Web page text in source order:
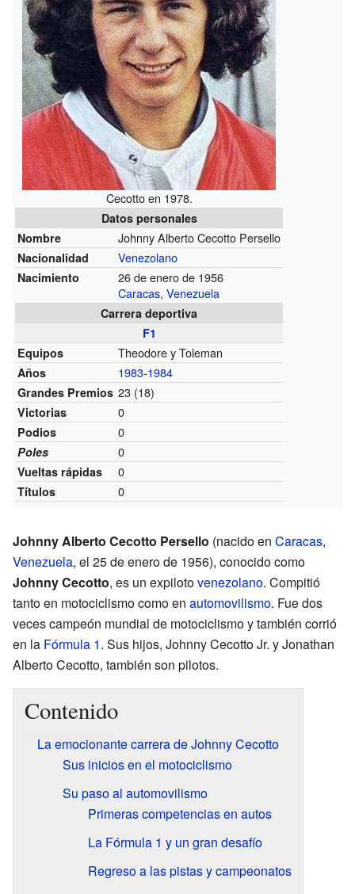
Cecotto en 1978.
Datos personales
Nombre
Johnny Alberto Cecotto Persello
Nacionalidad Venezolano
Nacimiento
26 de enero de 1956
Caracas,Venezuela
Carrera deportiva
F1
Equipos
Theodore y Toleman
Años 1983-1984
Grandes Premios 23 (18)
Victorias 0
Podios 0
Poles 0
Vueltas rápidas 0
Títulos 0
Johnny Alberto Cecotto Persello (nacido en Caracas,
Venezuela, el 25 de enero de 1956), conocido como
Johnny Cecotto, es un expilotovenezolano. Compitió
tanto en motociclismo como en automovilismo. Fue dos
veces campeón mundial de motociclismo y también corrió
en la Fórmula 1. Sus hijos, Johnny Cecotto Jr. y Jonathan
Alberto Cecotto, también son pilotos.
Contenido
La emocionante carrera de Johnny Cecotto
Sus inicios en el motociclismo
Su paso al automovilismo
Primeras competencias en autos
La Fórmula 1 y un gran desafío
Regreso a las pistas y campeonatos